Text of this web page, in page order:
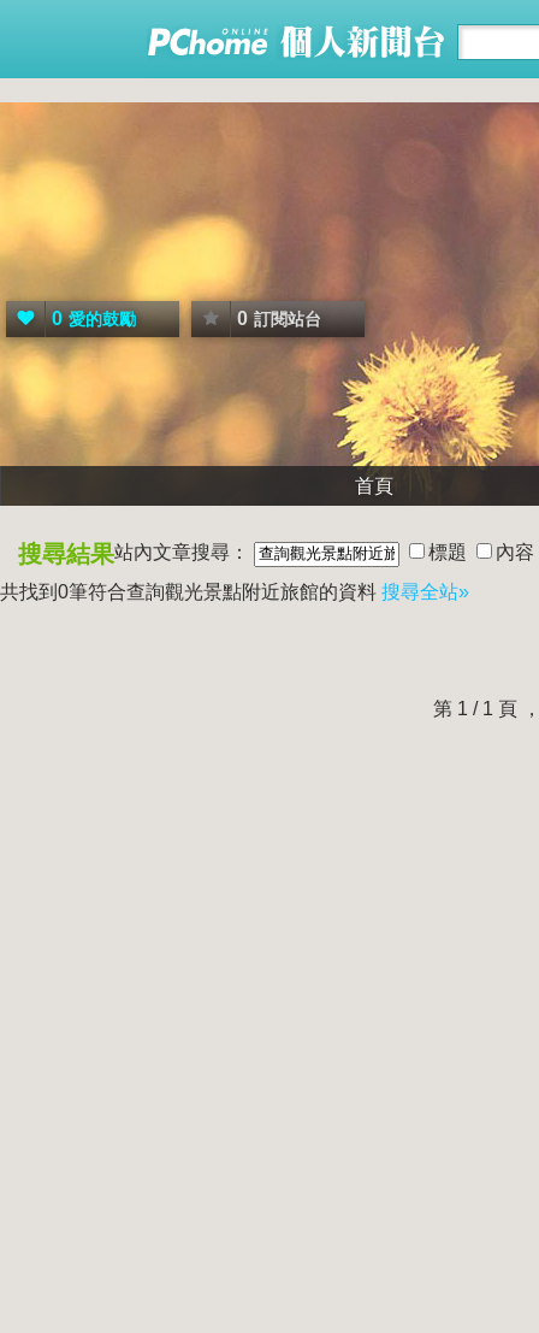
0 愛的鼓勵 0 訂閱站台
首頁
搜尋結果站內文章搜尋： 標題
內容
共找到0筆符合查詢觀光景點附近旅館的資料 搜尋全站»
第 1 / 1